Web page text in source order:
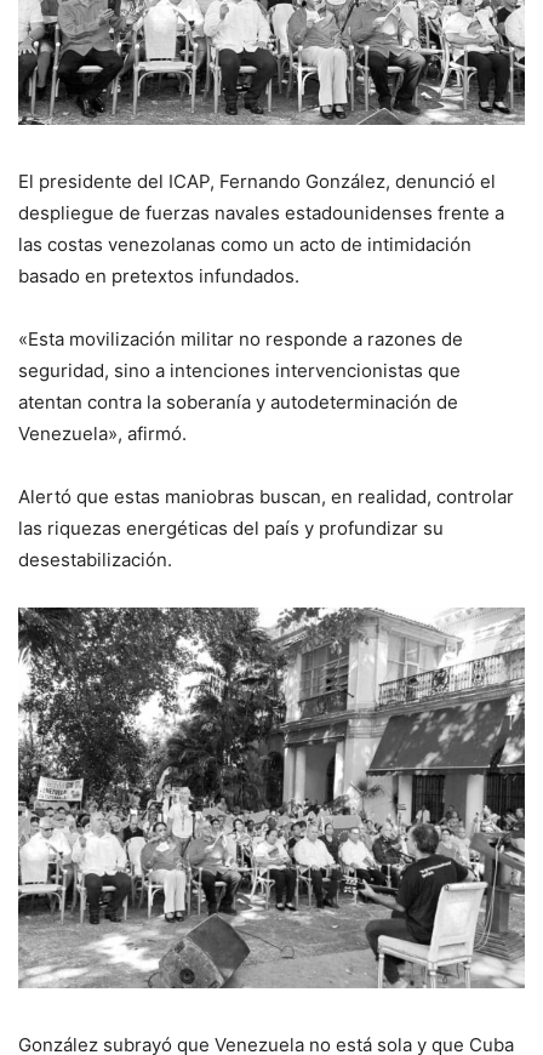
El presidente del ICAP, Fernando González, denunció el
despliegue de fuerzas navales estadounidenses frente a
las costas venezolanas como un acto de intimidación
basado en pretextos infundados.
«Esta movilización militar no responde a razones de
seguridad, sino a intenciones intervencionistas que
atentan contra la soberanía y autodeterminación de
Venezuela», afirmó.
Alertó que estas maniobras buscan, en realidad, controlar
las riquezas energéticas del país y profundizar su
desestabilización.
González subrayó que Venezuela no está sola y que Cuba